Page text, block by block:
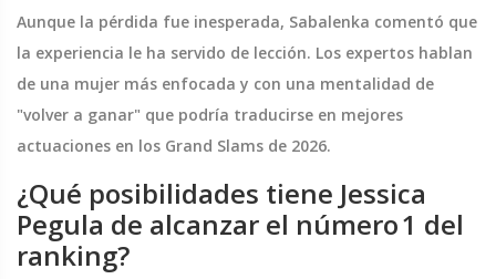
Aunque la pérdida fue inesperada, Sabalenka comentó que
la experiencia le ha servido de lección. Los expertos hablan
de una mujer más enfocada y con una mentalidad de
"volver a ganar" que podría traducirse en mejores
actuaciones en los Grand Slams de 2026.
¿Qué posibilidades tiene Jessica
Pegula de alcanzar el número 1 del
ranking?